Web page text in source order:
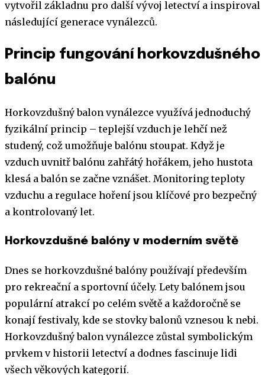
vytvořil základnu pro další vývoj letectví a inspiroval
následující generace vynálezců.
Princip fungování horkovzdušného
balónu
Horkovzdušný balon vynálezce využívá jednoduchý
fyzikální princip – teplejší vzduch je lehčí než
studený, což umožňuje balónu stoupat. Když je
vzduch uvnitř balónu zahřátý hořákem, jeho hustota
klesá a balón se začne vznášet. Monitoring teploty
vzduchu a regulace hoření jsou klíčové pro bezpečný
a kontrolovaný let.
Horkovzdušné balóny v moderním světě
Dnes se horkovzdušné balóny používají především
pro rekreační a sportovní účely. Lety balónem jsou
populární atrakcí po celém světě a každoročně se
konají festivaly, kde se stovky balonů vznesou k nebi.
Horkovzdušný balon vynálezce zůstal symbolickým
prvkem v historii letectví a dodnes fascinuje lidi
všech věkových kategorií.